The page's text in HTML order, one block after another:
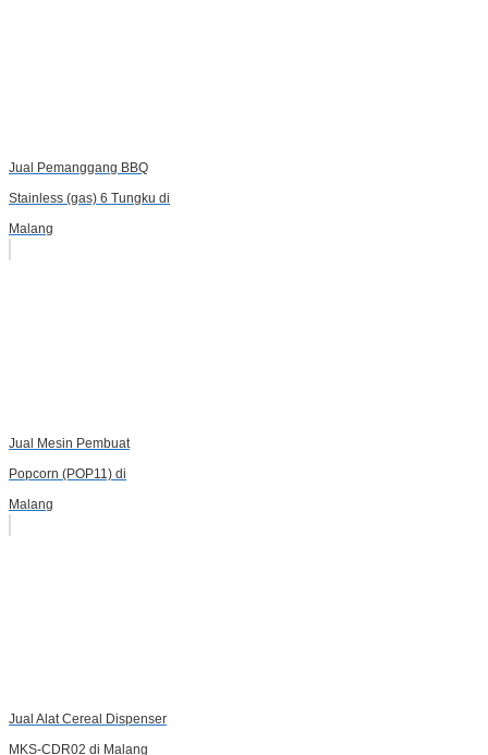
Jual Pemanggang BBQ
Stainless (gas) 6 Tungku di
Malang
Jual Mesin Pembuat
Popcorn (POP11) di
Malang
Jual Alat Cereal Dispenser
MKS-CDR02 di Malang